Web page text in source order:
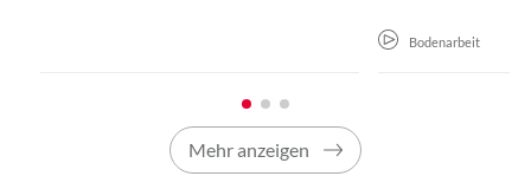
Bodenarbeit
Mehr anzeigen